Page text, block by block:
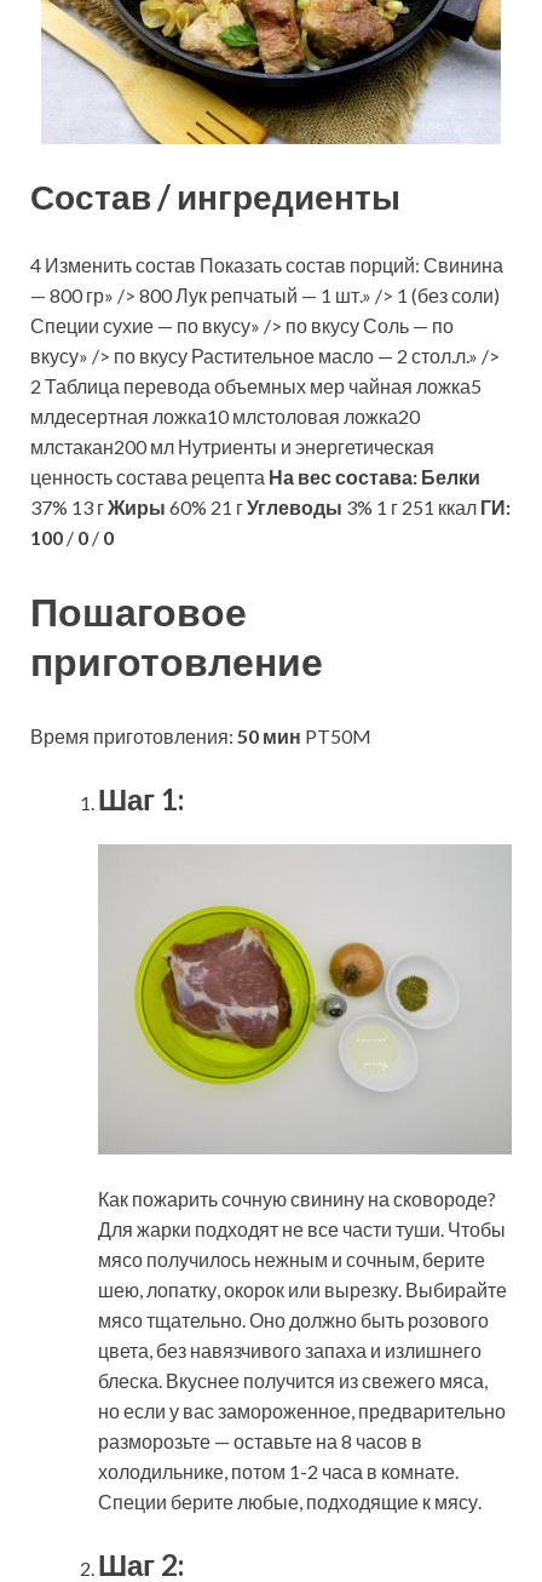
Состав / ингредиенты
4 Изменить состав Показать состав порций: Свинина
— 800 гр» /> 800 Лук репчатый — 1 шт.» /> 1 (без соли)
Специи сухие — по вкусу» /> по вкусу Соль — по
вкусу» /> по вкусу Растительное масло — 2 стол.л.» />
2 Таблица перевода объемных мер чайная ложка5
млдесертная ложка10 млстоловая ложка20
млстакан200 мл Нутриенты и энергетическая
ценность состава рецепта На вес состава: Белки
37% 13 гЖиры 60% 21 гУглеводы 3% 1 г 251 ккал ГИ:
100 / 0 / 0
Пошаговое
приготовление
Время приготовления: 50 мин PT50M
Шаг 1:
Как пожарить сочную свинину на сковороде?
Для жарки подходят не все части туши. Чтобы
мясо получилось нежным и сочным, берите
шею, лопатку, окорок или вырезку. Выбирайте
мясо тщательно. Оно должно быть розового
цвета, без навязчивого запаха и излишнего
блеска. Вкуснее получится из свежего мяса,
но если у вас замороженное, предварительно
разморозьте — оставьте на 8 часов в
холодильнике, потом 1-2 часа в комнате.
Специи берите любые, подходящие к мясу.
Шаг 2: